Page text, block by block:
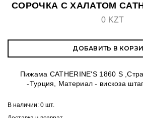
СОРОЧКА С ХАЛАТОМ
0 KZT
ДОБАВИТЬ В
Пижама CATHERINE'S 1860 S
-Турция, Материал - вискоза
В наличии: 0 шт.